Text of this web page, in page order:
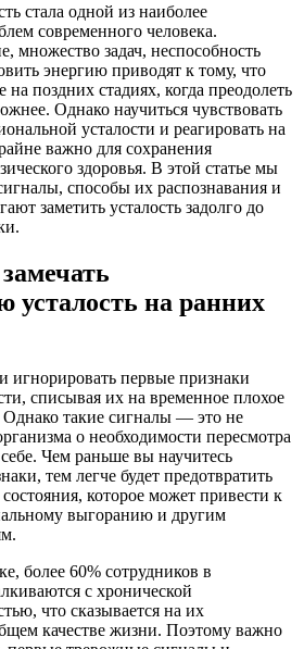
стала одной из наиболее
современного человека.
множество задач, неспособность
энергию приводят к тому, что
поздних стадиях, когда преодолеть
Однако научиться чувствовать
усталости и реагировать на
важно для сохранения
здоровья. В этой статье мы
способы их распознавания и
заметить усталость задолго до
усталость на ранних
первые признаки
списывая их на временное плохое
Однако такие сигналы — это не
о необходимости пересмотра
Чем раньше вы научитесь
тем легче будет предотвратить
которое может привести к
выгоранию и другим
более 60% сотрудников в
с хронической
что сказывается на их
качестве жизни. Поэтому важно